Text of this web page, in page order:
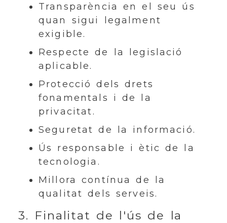
Transparència en el seu ús
quan sigui legalment
exigible.
Respecte de la legislació
aplicable.
Protecció dels drets
fonamentals i de la
privacitat.
Seguretat de la informació.
Ús responsable i ètic de la
tecnologia.
Millora contínua de la
qualitat dels serveis.
3. Finalitat de l'ús de la